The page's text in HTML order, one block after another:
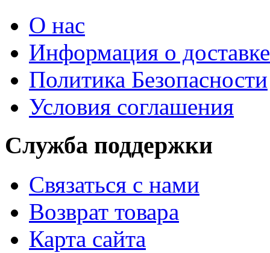
О нас
Информация о доставке
Политика Безопасности
Условия соглашения
Служба поддержки
Связаться с нами
Возврат товара
Карта сайта